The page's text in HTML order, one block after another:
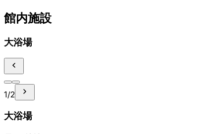
館内施設
大浴場
1/2
大浴場